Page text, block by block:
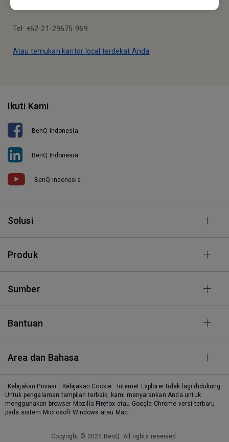
Tel: +62-21-29675-969
Atau temukan kantor local terdekat Anda
Ikuti Kami
BenQ Indonesia
BenQ Indonesia
BenQ Indonesia
Solusi
Produk
Sumber
Bantuan
Area dan Bahasa
Kebijakan Privasi Kebijakan Cookie
Internet Explorer tidak lagi didukung.
Untuk pengalaman tampilan terbaik, kami menyarankan Anda untuk
menggunakan browser Mozilla Firefox atau Google Chrome versi terbaru
pada sistem Microsoft Windows atau Mac.
Copyright © 2024 BenQ. All rights reserved.